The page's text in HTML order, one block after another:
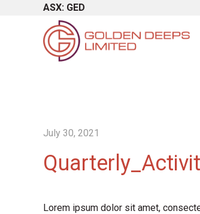
ASX: GED
July 30, 2021
Lorem ipsum dolor sit amet,